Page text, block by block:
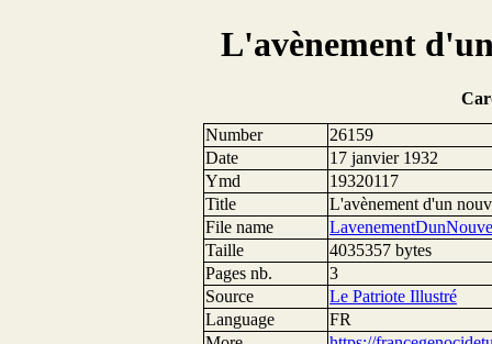
L'avènement
Number
26159
Date
17 janvier 1932
Ymd
19320117
Title
L'avènement d'un
File name
Taille
4035357 bytes
Pages nb.
3
Source
Le Patriote Illustré
Language
FR